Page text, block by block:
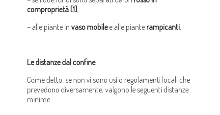
comproprietà [1];
– alle piante in vaso mobilee alle piante rampicanti.
Le distanze dal confine
Come detto, se non vi sono usi o regolamenti locali che
prevedono diversamente, valgono le seguenti distanze
minime: